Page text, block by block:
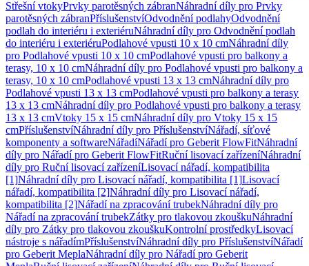
Střešní vtokyPrvky parotěsných zábranNáhradní díly pro Prvky
parotěsných zábranPříslušenstvíOdvodnění podlahyOdvodnění
podlah do interiéru i exteriéruNáhradní díly pro Odvodnění podlah
do interiéru i exteriéruPodlahové vpusti 10 x 10 cmNáhradní díly
pro Podlahové vpusti 10 x 10 cmPodlahové vpusti pro balkony a
terasy, 10 x 10 cmNáhradní díly pro Podlahové vpusti pro balkony a
terasy, 10 x 10 cmPodlahové vpusti 13 x 13 cmNáhradní díly pro
Podlahové vpusti 13 x 13 cmPodlahové vpusti pro balkony a terasy
13 x 13 cmNáhradní díly pro Podlahové vpusti pro balkony a terasy
13 x 13 cmVtoky 15 x 15 cmNáhradní díly pro Vtoky 15 x 15
cmPříslušenstvíNáhradní díly pro PříslušenstvíNářadí, síťové
komponenty a softwareNářadíNářadí pro Geberit FlowFitNáhradní
díly pro Nářadí pro Geberit FlowFitRuční lisovací zařízeníNáhradní
díly pro Ruční lisovací zařízeníLisovací nářadí, kompatibilita
[1]Náhradní díly pro Lisovací nářadí, kompatibilita [1]Lisovací
nářadí, kompatibilita [2]Náhradní díly pro Lisovací nářadí,
kompatibilita [2]Nářadí na zpracování trubekNáhradní díly pro
Nářadí na zpracování trubekZátky pro tlakovou zkouškuNáhradní
díly pro Zátky pro tlakovou zkouškuKontrolní prostředkyLisovací
nástroje s nářadímPříslušenstvíNáhradní díly pro PříslušenstvíNářadí
pro Geberit MeplaNáhradní díly pro Nářadí pro Geberit